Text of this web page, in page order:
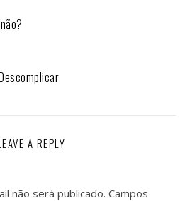
A REPLY
não será publicado. Campos